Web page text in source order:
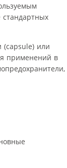
стандартных
(capsule) или
применений в